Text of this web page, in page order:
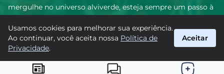
mergulhe no universo alviverde, esteja sempre um passo à
comunidade. Junte-se a nós nesta jornada emocionante!
#Palmeiras #FutVerdão
Usamos cookies para melhorar sua experiência.
Ao continuar, você aceita nossa Política de
Privacidade.
Aceitar